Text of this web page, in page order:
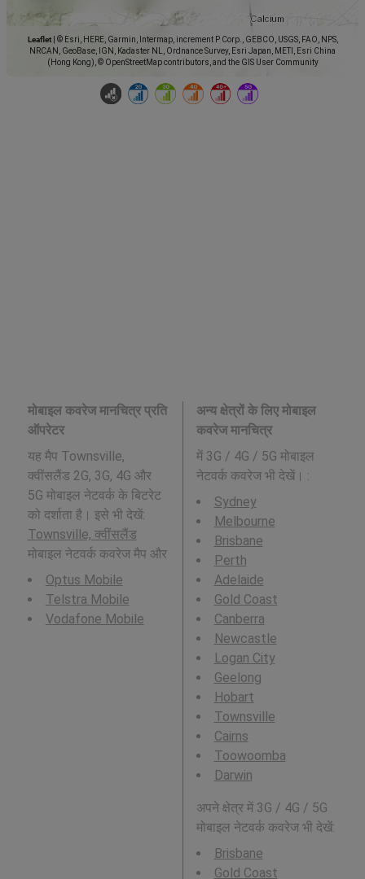
Leaflet
© Esri, HERE, Garmin, Intermap, increment P Corp., GEBCO, USGS, FAO, NPS,
NRCAN, GeoBase, IGN, Kadaster NL, Ordnance Survey, Esri Japan, METI, Esri China
(Hong Kong), © OpenStreetMap contributors, and the GIS User Community
मोबाइल कवरेज मानचित्र प्रति
ऑपरेटर
यह मैप Townsville,
क्वींसलैंड 2G, 3G, 4G और
5G मोबाइल नेटवर्क के बिटरेट
को दर्शाता है। इसे भी देखें:
Townsville, क्वींसलैंड
मोबाइल नेटवर्क कवरेज मैप और
Optus Mobile
Telstra Mobile
Vodafone Mobile
अन्य क्षेत्रों के लिए मोबाइल
कवरेज मानचित्र
में 3G / 4G / 5G मोबाइल
नेटवर्क कवरेज भी देखें। :
Sydney
Melbourne
Brisbane
Perth
Adelaide
Gold Coast
Canberra
Newcastle
Logan City
Geelong
Hobart
Townsville
Cairns
Toowoomba
Darwin
अपने क्षेत्र में 3G / 4G / 5G
मोबाइल नेटवर्क कवरेज भी देखें:
Brisbane
Gold Coast